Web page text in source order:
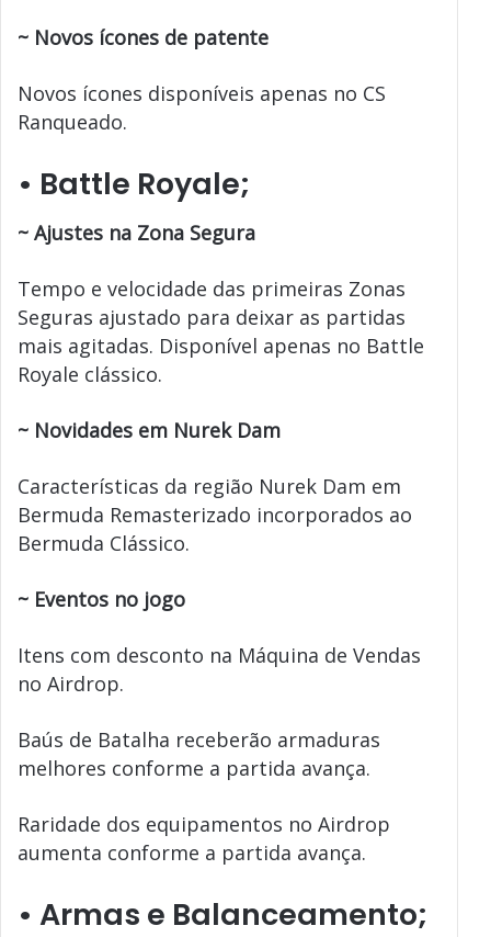
~ Novos ícones de patente
Novos ícones disponíveis apenas no CS
Ranqueado.
• Battle Royale;
~ Ajustes na Zona Segura
Tempo e velocidade das primeiras Zonas
Seguras ajustado para deixar as partidas
mais agitadas. Disponível apenas no Battle
Royale clássico.
~ Novidades em Nurek Dam
Características da região Nurek Dam em
Bermuda Remasterizado incorporados ao
Bermuda Clássico.
~ Eventos no jogo
Itens com desconto na Máquina de Vendas
no Airdrop.
Baús de Batalha receberão armaduras
melhores conforme a partida avança.
Raridade dos equipamentos no Airdrop
aumenta conforme a partida avança.
• Armas e Balanceamento;